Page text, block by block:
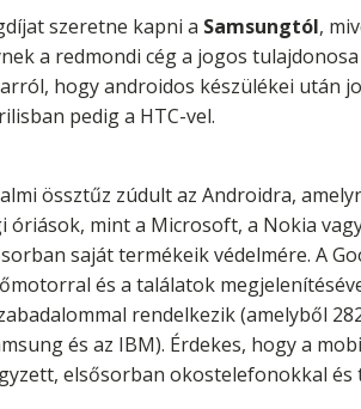
szeretne kapni a Samsungtól,
a redmondi cég a jogos
hogy androidos készülékei után
pedig a HTC-vel.
össztűz zúdult az Androidra,
mint a Microsoft, a Nokia
saját termékeik védelmére. A
és a találatok
rendelkezik (amelyből
és az IBM). Érdekes, hogy a
elsősorban okostelefonokkal